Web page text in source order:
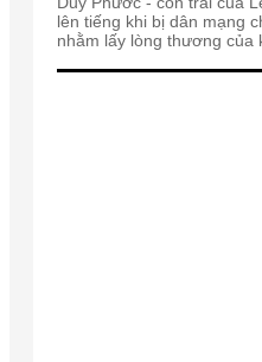
lên tiếng khi bị dân mạng
nhằm lấy lòng thương của